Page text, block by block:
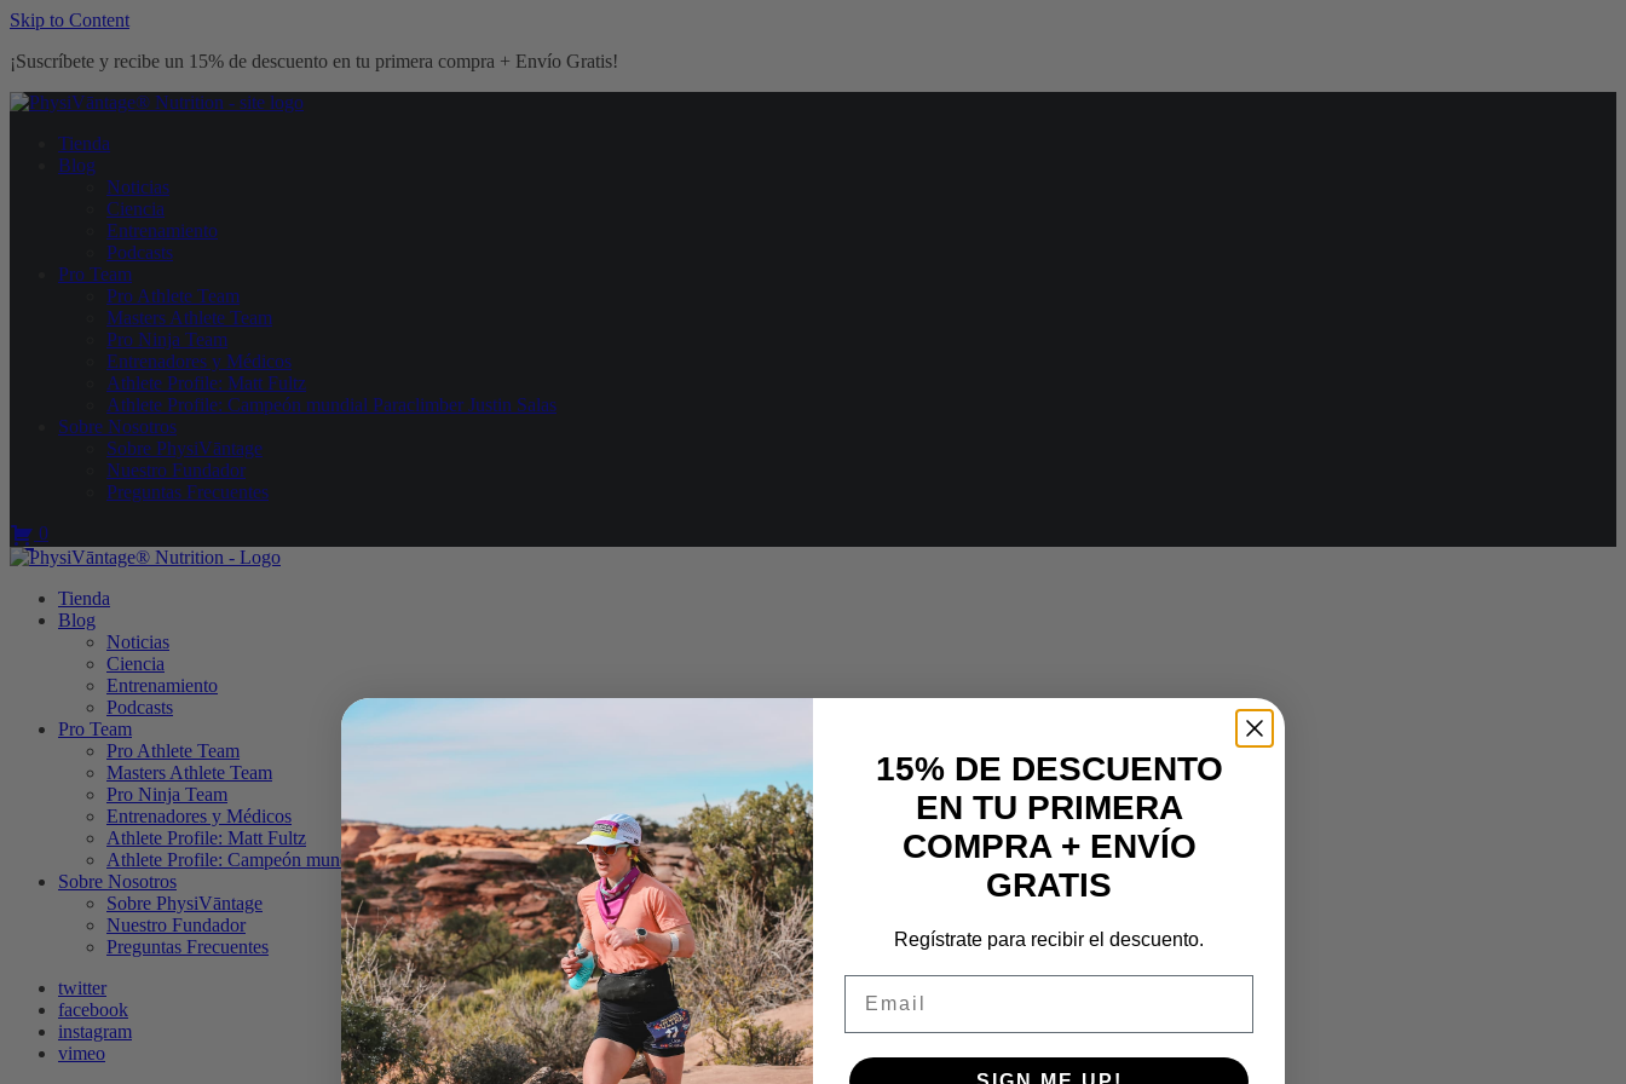
Skip to Content
¡Suscríbete y recibe un 15% de descuento en tu primera compra + Envío Gratis!
Tienda
Blog
Noticias
Ciencia
Entrenamiento
Podcasts
Pro Team
Pro Athlete Team
Masters Athlete Team
Pro Ninja Team
Entrenadores y Médicos
Athlete Profile: Matt Fultz
Athlete Profile: Campeón mundial Paraclimber Justin Salas
Sobre Nosotros
Sobre PhysiVāntage
Nuestro Fundador
Preguntas Frecuentes
0
Tienda
Blog
Noticias
Ciencia
Entrenamiento
Podcasts
Pro Team
Pro Athlete Team
Masters Athlete Team
Pro Ninja Team
Entrenadores y Médicos
Athlete Profile: Matt Fultz
Athlete Profile: Campeón mundial Paraclimber Justin Salas
Sobre Nosotros
Sobre PhysiVāntage
Nuestro Fundador
Preguntas Frecuentes
twitter
facebook
instagram
vimeo
15% DE DESCUENTO
EN TU PRIMERA
COMPRA + ENVÍO
GRATIS
Regístrate para recibir el descuento.